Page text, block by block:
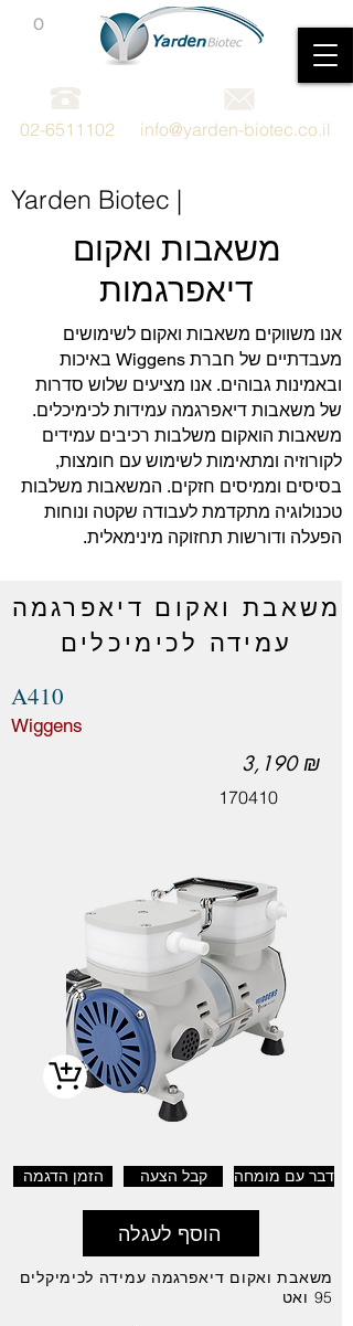
02-6511102 info@yarden-biotec.co.il
0
Yarden Biotec |
משאבות ואקום
דיאפרגמות
אנו משווקים משאבות ואקום לשימושים
מעבדתיים של חברת Wiggens באיכות
ובאמינות גבוהים. אנו מציעים שלוש סדרות
של משאבות דיאפרגמה עמידות לכימיכלים.
משאבות הואקום משלבות רכיבים עמידים
לקורוזיה ומתאימות לשימוש עם חומצות,
בסיסים וממיסים חזקים. המשאבות משלבות
טכנולוגיה מתקדמת לעבודה שקטה ונוחות
הפעלה ודורשות תחזוקה מינימאלית.
משאבת ואקום דיאפרגמה
עמידה לכימיכלים
A410
Wiggens
3,190 ₪
170410
הזמן הדגמה קבל הצעה דבר עם מומחה
הוסף לעגלה
משאבת ואקום דיאפרגמה עמידה לכימיקלים
95 ואט